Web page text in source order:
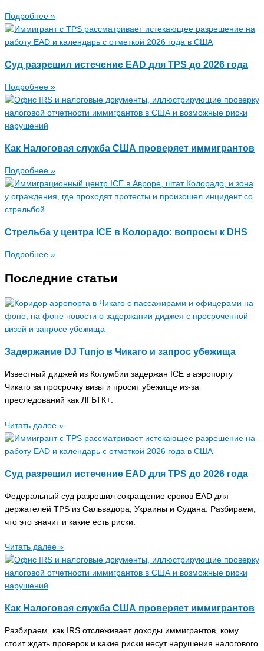
Подробнее »
Суд разрешил истечение EAD для TPS до 2026 года
Подробнее »
Как Налоговая служба США проверяет иммигрантов
Подробнее »
Стрельба у центра ICE в Колорадо: вопросы к DHS
Подробнее »
Последние статьи
Задержание DJ Tunjo в Чикаго и запрос убежища
Известный диджей из Колумбии задержан ICE в аэропорту
Чикаго за просрочку визы и просит убежище из-за
преследований как ЛГБТК+.
Читать далее »
Суд разрешил истечение EAD для TPS до 2026 года
Федеральный суд разрешил сокращение сроков EAD для
держателей TPS из Сальвадора, Украины и Судана. Разбираем,
что это значит и какие есть риски.
Читать далее »
Как Налоговая служба США проверяет иммигрантов
Разбираем, как IRS отслеживает доходы иммигрантов, кому
стоит ждать проверок и какие риски несут нарушения налогового